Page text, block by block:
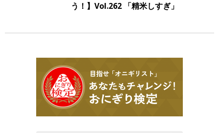
う！】Vol.262 「精米しすぎ」